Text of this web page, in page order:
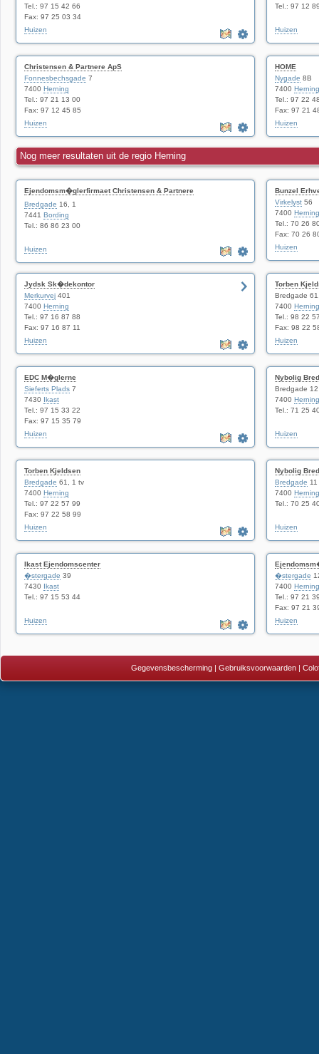
Tel.: 97 15 42 66
Fax: 97 25 03 34
Huizen
Tel.: 97 12
Huizen
Christensen & Partnere ApS
Fonnesbechsgade 7
7400 Herning
Tel.: 97 21 13 00
Fax: 97 12 45 85
Huizen
HOME
Nygade 8B
7400 Herning
Tel.: 97 22
Fax: 97 21
Huizen
Nog meer resultaten uit de regio Herning
Ejendomsm�glerfirmaet Christensen & Partnere
ApS
Bredgade 16, 1
7441 Bording
Tel.: 86 86 23 00
Huizen
Bunzel
Virkelyst 56
7400 Herning
Tel.: 70 26
Fax: 70 26
Huizen
Jydsk Sk�dekontor
Merkurvej 401
7400 Herning
Tel.: 97 16 87 88
Fax: 97 16 87 11
Huizen
Torben
Bredgade
7400 Herning
Tel.: 98 22
Fax: 98 22
Huizen
EDC M�glerne
Sieferts Plads 7
7430 Ikast
Tel.: 97 15 33 22
Fax: 97 15 35 79
Huizen
Nybolig
Bredgade 12
7400 Herning
Tel.: 71 25
Huizen
Torben Kjeldsen
Bredgade 61, 1 tv
7400 Herning
Tel.: 97 22 57 99
Fax: 97 22 58 99
Huizen
Nybolig
Bredgade 11
7400 Herning
Tel.: 70 25
Huizen
Ikast Ejendomscenter
�stergade 39
7430 Ikast
Tel.: 97 15 53 44
Huizen
�stergade
7400 Herning
Tel.: 97 21
Fax: 97 21
Huizen
Gegevensbescherming| Gebruiksvoorwaarden|